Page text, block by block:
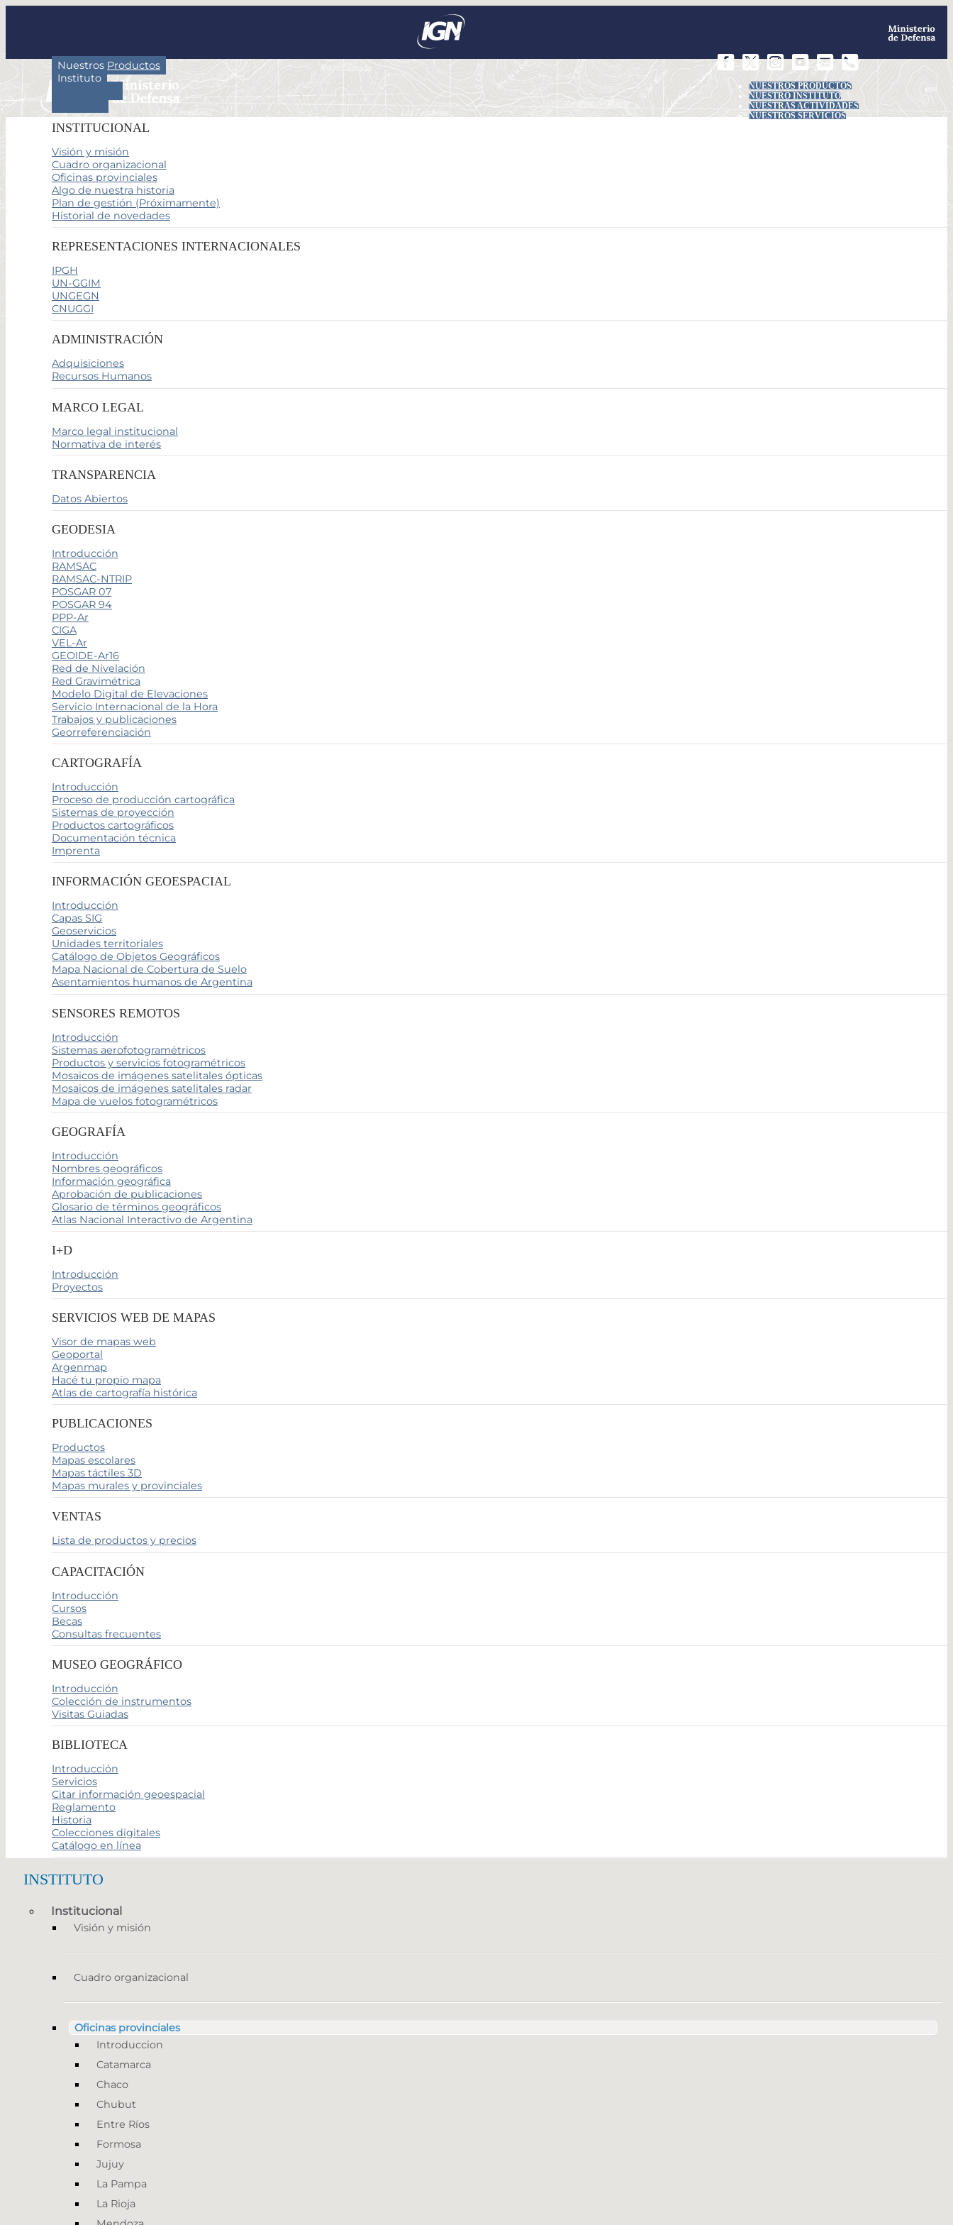
NUESTROS PRODUCTOS
NUESTRO INSTITUTO
NUESTRAS ACTIVIDADES
NUESTROS SERVICIOS
Nuestros Productos
Instituto
INSTITUCIONAL
Visión y misión
Cuadro organizacional
Oficinas provinciales
Algo de nuestra historia
Plan de gestión (Próximamente)
Historial de novedades
REPRESENTACIONES INTERNACIONALES
IPGH
UN-GGIM
UNGEGN
CNUGGI
ADMINISTRACIÓN
Adquisiciones
Recursos Humanos
MARCO LEGAL
Marco legal institucional
Normativa de interés
TRANSPARENCIA
Datos Abiertos
GEODESIA
Introducción
RAMSAC
RAMSAC-NTRIP
POSGAR 07
POSGAR 94
PPP-Ar
CIGA
VEL-Ar
GEOIDE-Ar16
Red de Nivelación
Red Gravimétrica
Modelo Digital de Elevaciones
Servicio Internacional de la Hora
Trabajos y publicaciones
Georreferenciación
CARTOGRAFÍA
Introducción
Proceso de producción cartográfica
Sistemas de proyección
Productos cartográficos
Documentación técnica
Imprenta
INFORMACIÓN GEOESPACIAL
Introducción
Capas SIG
Geoservicios
Unidades territoriales
Catálogo de Objetos Geográficos
Mapa Nacional de Cobertura de Suelo
Asentamientos humanos de Argentina
SENSORES REMOTOS
Introducción
Sistemas aerofotogramétricos
Productos y servicios fotogramétricos
Mosaicos de imágenes satelitales ópticas
Mosaicos de imágenes satelitales radar
Mapa de vuelos fotogramétricos
GEOGRAFÍA
Introducción
Nombres geográficos
Información geográfica
Aprobación de publicaciones
Glosario de términos geográficos
Atlas Nacional Interactivo de Argentina
I+D
Introducción
Proyectos
SERVICIOS WEB DE MAPAS
Visor de mapas web
Geoportal
Argenmap
Hacé tu propio mapa
Atlas de cartografía histórica
PUBLICACIONES
Productos
Mapas escolares
Mapas táctiles 3D
Mapas murales y provinciales
VENTAS
Lista de productos y precios
CAPACITACIÓN
Introducción
Cursos
Becas
Consultas frecuentes
MUSEO GEOGRÁFICO
Introducción
Colección de instrumentos
Visitas Guiadas
BIBLIOTECA
Introducción
Servicios
Citar información geoespacial
Reglamento
Historia
Colecciones digitales
Catálogo en línea
INSTITUTO
Institucional
Visión y misión
Cuadro organizacional
Oficinas provinciales
Introduccion
Catamarca
Chaco
Chubut
Entre Ríos
Formosa
Jujuy
La Pampa
La Rioja